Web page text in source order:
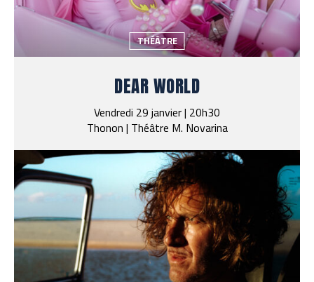
THÉÂTRE
DEAR WORLD
Vendredi 29 janvier | 20h30
Thonon | Théâtre M. Novarina